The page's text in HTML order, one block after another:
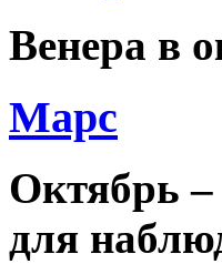
Венера в
Марс
Октябрь
для